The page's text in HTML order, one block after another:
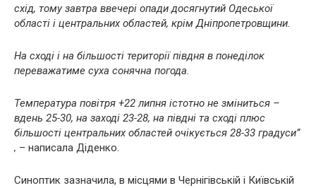
схід, тому завтра ввечері опади досягнутий Одеської
області і центральних областей, крім Дніпропетровщини.
На сході і на більшості території півдня в понеділок
переважатиме суха сонячна погода.
Температура повітря +22 липня істотно не зміниться –
вдень 25-30, на заході 23-28, на півдні та сході плюс
більшості центральних областей очікується 28-33 градуси”
, – написала Діденко.
Синоптик зазначила, в місцями в Чернігівській і Київській